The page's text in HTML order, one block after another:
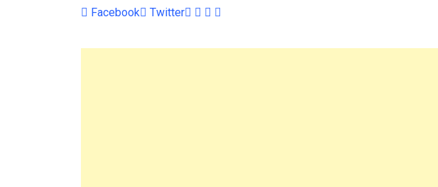
Facebook Twitter Youtube
LinkedIn
Whatsapp